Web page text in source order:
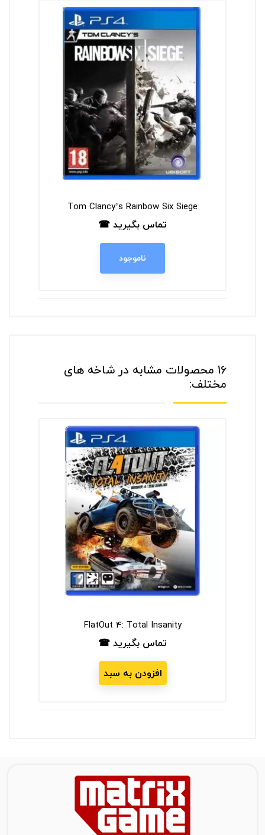
Tom Clancy’s Rainbow Six Siege
قیمت
تماس بگیرید ☎
ناموجود
16 محصولات مشابه در شاخه های
مختلف:
FlatOut 4: Total Insanity
قیمت
تماس بگیرید ☎
افزودن به سبد